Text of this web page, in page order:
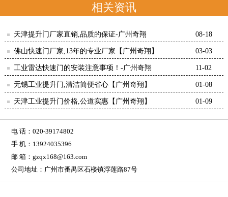
相关资讯
天津提升门厂家直销,品质的保证-广州奇翔 08-18
佛山快速门厂家,13年的专业厂家【广州奇翔】 03-03
工业雷达快速门的安装注意事项！-广州奇翔 11-02
无锡工业提升门,清洁简便省心【广州奇翔】 01-08
天津工业提升门价格,公道实惠【广州奇翔】 01-09
电 话：020-39174802
手 机：13924035396
邮 箱：gzqx168@163.com
公司地址：广州市番禺区石楼镇浮莲路87号